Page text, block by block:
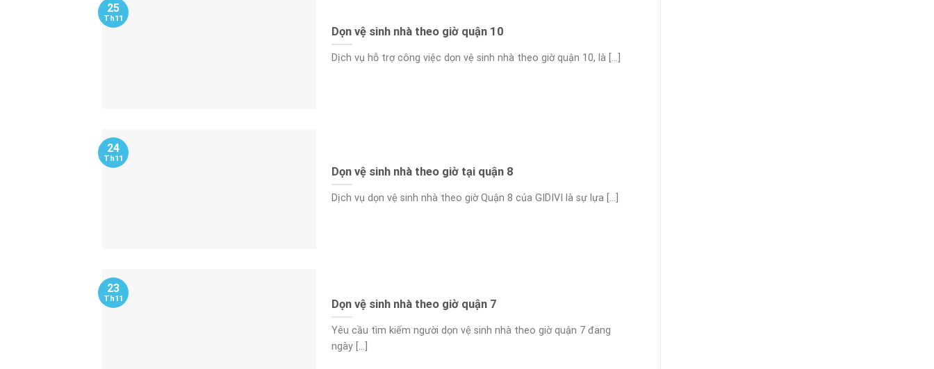
Dọn vệ sinh nhà theo giờ quận 10
Dịch vụ hỗ trợ công việc dọn vệ sinh nhà theo giờ quận 10, là [...]
25
Th11
Dọn vệ sinh nhà theo giờ tại quận 8
Dịch vụ dọn vệ sinh nhà theo giờ Quận 8 của GIDIVI là sự lựa [...]
24
Th11
Dọn vệ sinh nhà theo giờ quận 7
Yêu cầu tìm kiếm người dọn vệ sinh nhà theo giờ quận 7 đang
ngày [...]
23
Th11